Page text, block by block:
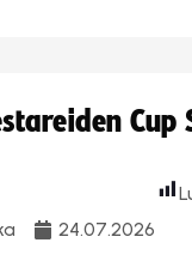
24.07.2026